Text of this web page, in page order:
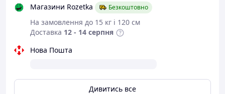
Підходить для тривалих інтервалів заміни
Універсальність – застосовується у легкових та
комерційних авто
Motul Motyl Gear 75W90
Магазини Rozetka
Безкоштовно
На замовлення до 15 кг і 120 см
Доставка 12 - 14 серпня
Нова Пошта
Дивитись все